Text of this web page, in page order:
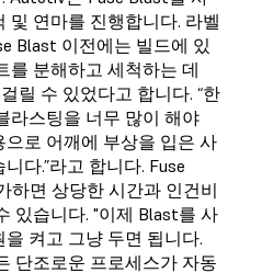
및 연마를 진행합니다. 라벨
Blast 이전에는 빌드에 있
를 분해하고 세척하는 데
릴 수 있었다고 합니다. “한
라스팅을 너무 많이 해야
으로 어깨에 부상을 입은 사
다.”라고 합니다. Fuse
하면 상당한 시간과 인건비
있습니다. "이제 Blast를 사
을 켜고 그냥 두면 됩니다.
단조로운 프로세스가 자동